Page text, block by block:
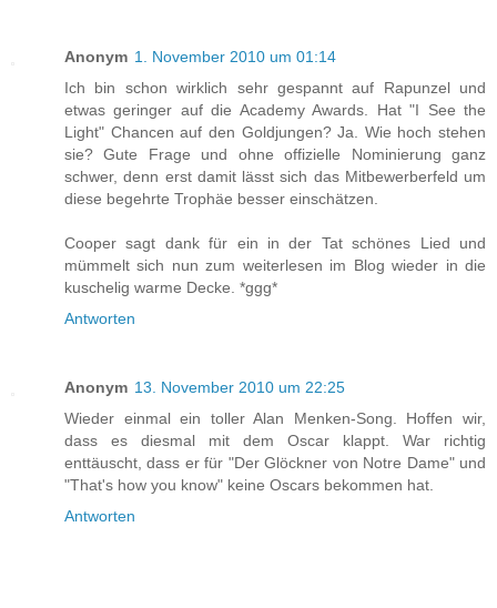
Anonym 1. November 2010 um 01:14
Ich bin schon wirklich sehr gespannt auf Rapunzel und
etwas geringer auf die Academy Awards. Hat "I See the
Light" Chancen auf den Goldjungen? Ja. Wie hoch stehen
sie? Gute Frage und ohne offizielle Nominierung ganz
schwer, denn erst damit lässt sich das Mitbewerberfeld um
diese begehrte Trophäe besser einschätzen.
Cooper sagt dank für ein in der Tat schönes Lied und
mümmelt sich nun zum weiterlesen im Blog wieder in die
kuschelig warme Decke. *ggg*
Antworten
Anonym 13. November 2010 um 22:25
Wieder einmal ein toller Alan Menken-Song. Hoffen wir,
dass es diesmal mit dem Oscar klappt. War richtig
enttäuscht, dass er für "Der Glöckner von Notre Dame" und
"That's how you know" keine Oscars bekommen hat.
Antworten